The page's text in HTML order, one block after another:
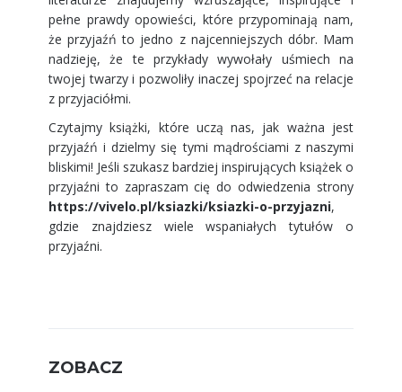
pełne prawdy opowieści, które przypominają nam,
że przyjaźń to jedno z najcenniejszych dóbr. Mam
nadzieję, że te przykłady wywołały uśmiech na
twojej twarzy i pozwoliły inaczej spojrzeć na relacje
z przyjaciółmi.
Czytajmy książki, które uczą nas, jak ważna jest
przyjaźń i dzielmy się tymi mądrościami z naszymi
bliskimi! Jeśli szukasz bardziej inspirujących książek o
przyjaźni to zapraszam cię do odwiedzenia strony
https://vivelo.pl/ksiazki/ksiazki-o-przyjazni,
gdzie znajdziesz wiele wspaniałych tytułów o
przyjaźni.
ZOBACZ